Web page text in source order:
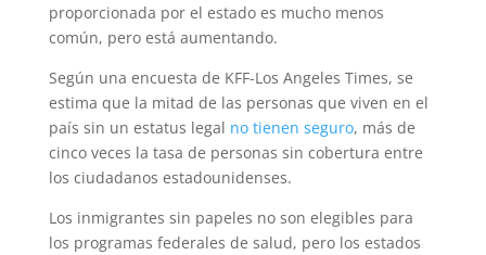
proporcionada por el estado es mucho menos
común, pero está aumentando.
Según una encuesta de KFF-Los Angeles Times, se
estima que la mitad de las personas que viven en el
país sin un estatus legal no tienen seguro, más de
cinco veces la tasa de personas sin cobertura entre
los ciudadanos estadounidenses.
Los inmigrantes sin papeles no son elegibles para
los programas federales de salud, pero los estados